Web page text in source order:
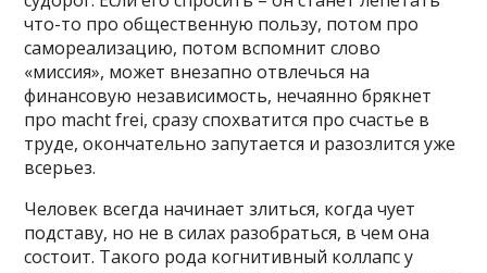
что-то про общественную пользу, потом про
самореализацию, потом вспомнит слово
«миссия», может внезапно отвлечься на
финансовую независимость, нечаянно брякнет
про macht frei, сразу спохватится про счастье в
труде, окончательно запутается и разозлится уже
всерьез.
Человек всегда начинает злиться, когда чует
подставу, но не в силах разобраться, в чем она
состоит. Такого рода когнитивный коллапс у